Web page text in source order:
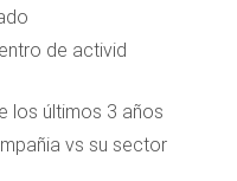
de activid
los últimos 3 años
vs su sector